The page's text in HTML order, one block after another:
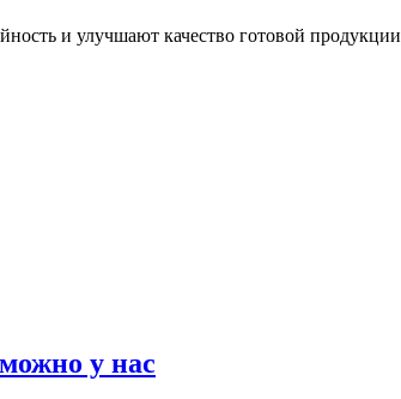
и улучшают качество готовой продукции
у нас